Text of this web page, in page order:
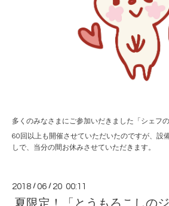
多くのみなさまにご参加いだきました「シェフの
60回以上も開催させていただいたのですが、設
しで、当分の間お休みさせていただきます。
2018 /06 / 20 00:11
夏限定！「とうもろこしの